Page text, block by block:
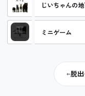
じいちゃんの
ミニゲーム
←脱